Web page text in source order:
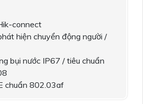
connect
hiện chuyển động người /
bụi nước IP67 / tiêu chuẩn
chuẩn 802.03af